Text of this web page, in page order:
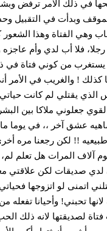
في ذلك الامر ترفض
وبدأت في التقبيل
وهي الفتاة وهذا
فلا أب لدي وأم عاجزه
يستغرب من كوني فتاة
! والغريب في الأمر
الذي يقتلي لم كانت
القوي جعلوني ملاكا بين
عشق آخر ،، في يوما
!! لكن رجعنا مره
آلاف المرات هل تعلم
لدي صديقات لكن
اتمنى لو اتزوجها
تحبني! وأحيانا